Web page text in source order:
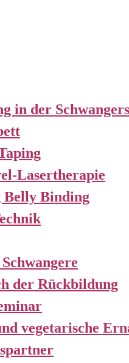
in der
Lasertherapie
Belly Binding
der Rückbildung
vegetarische